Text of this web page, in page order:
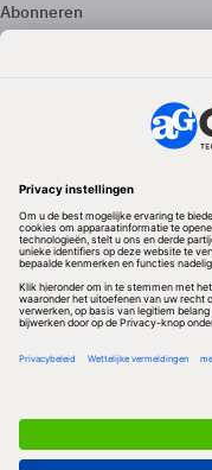
Abonneren
Adverteren
Volg ons
Redactionele partner
Algemene Voorwaarden &